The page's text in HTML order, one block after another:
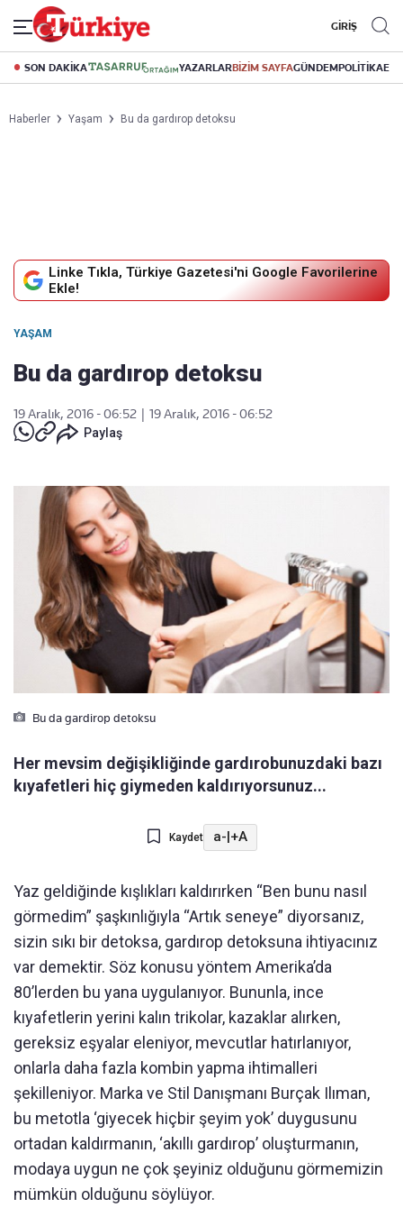
GİRİŞ
SON DAKİKA YAZARLARBİZİM SAYFAGÜNDEMPOLİTİKA
Haberler Yaşam Bu da gardırop detoksu
Linke Tıkla, Türkiye Gazetesi'ni Google Favorilerine
Ekle!
YAŞAM
Bu da gardırop detoksu
19 Aralık, 2016 - 06:52
19 Aralık, 2016 - 06:52
Paylaş
Bu da gardirop detoksu
Her mevsim değişikliğinde gardırobunuzdaki bazı
kıyafetleri hiç giymeden kaldırıyorsunuz...
Kaydet a- +A
Yaz geldiğinde kışlıkları kaldırırken “Ben bunu nasıl
görmedim” şaşkınlığıyla “Artık seneye” diyorsanız,
sizin sıkı bir detoksa, gardırop detoksuna ihtiyacınız
var demektir. Söz konusu yöntem Amerika’da
80’lerden bu yana uygulanıyor. Bununla, ince
kıyafetlerin yerini kalın trikolar, kazaklar alırken,
gereksiz eşyalar eleniyor, mevcutlar hatırlanıyor,
onlarla daha fazla kombin yapma ihtimalleri
şekilleniyor. Marka ve Stil Danışmanı Burçak Ilıman,
bu metotla ‘giyecek hiçbir şeyim yok’ duygusunu
ortadan kaldırmanın, ‘akıllı gardırop’ oluşturmanın,
modaya uygun ne çok şeyiniz olduğunu görmemizin
mümkün olduğunu söylüyor.